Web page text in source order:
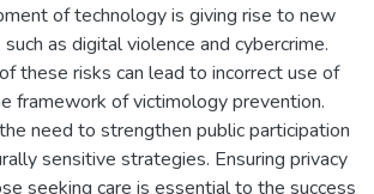
of technology is giving rise to new
as digital violence and cybercrime.
these risks can lead to incorrect use of
framework of victimology prevention.
need to strengthen public participation
sensitive strategies. Ensuring privacy
seeking care is essential to the success